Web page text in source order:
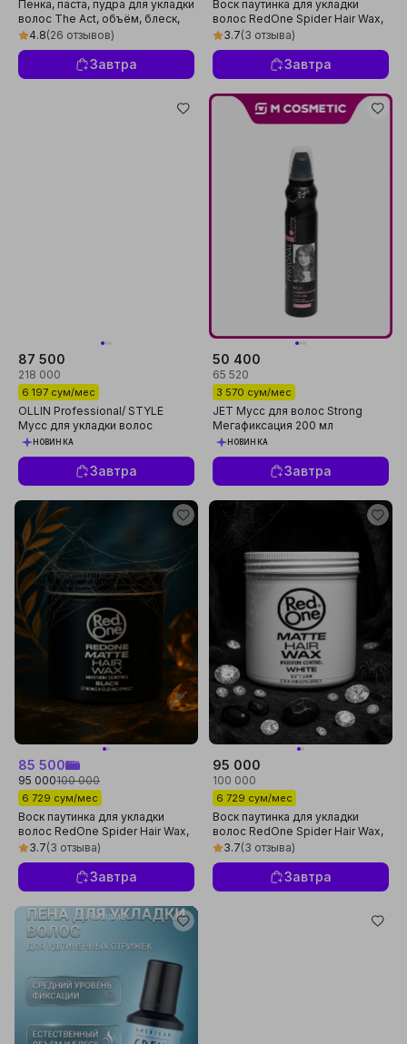
Пенка, паста, пудра для укладки
волос The Act, объём, блеск,
фиксация, текстурированные
4.8(26 отзывов)
Завтра
Воск паутинка для укладки
волос RedOne Spider Hair Wax,
100 мл
3.7(3 отзыва)
Завтра
87 500
218 000
6 197 сум/мес
OLLIN Professional/ STYLE
Мусс для укладки волос
сильной фиксации 250 мл
НОВИНКА
Завтра
50 400
65 520
3 570 сум/мес
JET Мусс для волос Strong
Мегафиксация 200 мл
НОВИНКА
Завтра
85 500
95 000100 000
6 729 сум/мес
Воск паутинка для укладки
волос RedOne Spider Hair Wax,
100 мл
3.7(3 отзыва)
Завтра
95 000
100 000
6 729 сум/мес
Воск паутинка для укладки
волос RedOne Spider Hair Wax,
100 мл
3.7(3 отзыва)
Завтра
Реклама